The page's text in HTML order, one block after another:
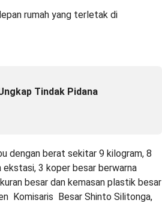
rumah yang terletak di
Tindak Pidana
dengan berat sekitar 9 kilogram, 8
3 koper besar berwarna
besar dan kemasan plastik besar
Komisaris Besar Shinto Silitonga,